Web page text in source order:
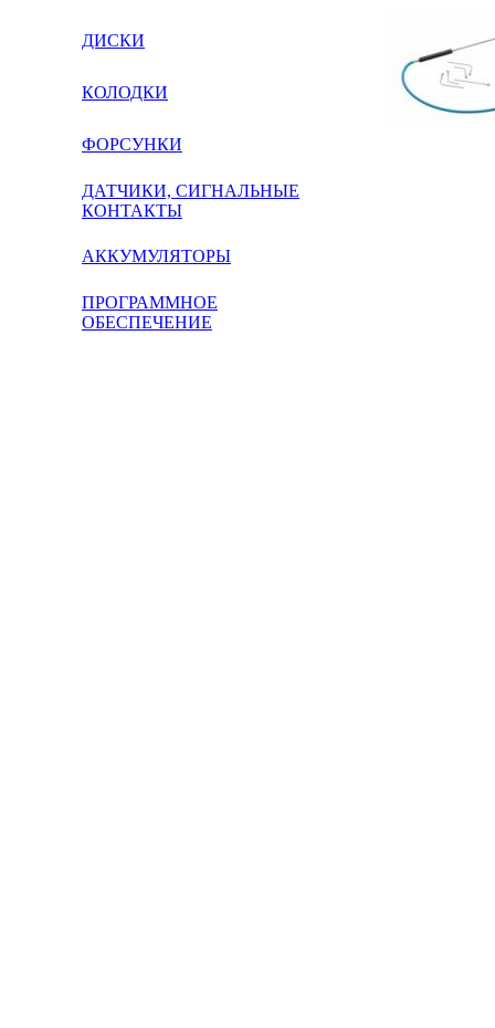
ДИСКИ
КОЛОДКИ
ФОРСУНКИ
ДАТЧИКИ, СИГНАЛЬНЫЕ
КОНТАКТЫ
АККУМУЛЯТОРЫ
ПРОГРАММНОЕ
ОБЕСПЕЧЕНИЕ